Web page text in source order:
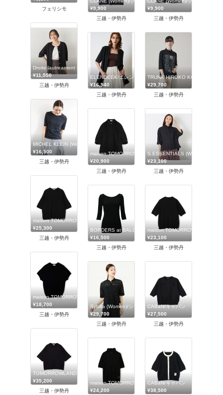
フェリシモ
¥9,900
三越・伊勢丹
¥9,900
三越・伊勢丹
Droite lautreamont (Women)/ドロワットロートレアモン
¥11,550
三越・伊勢丹
ELENDEEK/エレンディーク
¥16,940
三越・伊勢丹
TRUNK HIROKO KOSHINO
¥29,700
三越・伊勢丹
MICHEL KLEIN (Women)/ミッシェルクラン
¥16,500
三越・伊勢丹
maison TOMORROWLAND/メゾン トゥモローランド
¥20,900
三越・伊勢丹
S.ESSENTIALS (Women)/エス
¥23,100
三越・伊勢丹
maison TOMORROWLAND/メゾン トゥモローランド
¥25,300
三越・伊勢丹
BORDERS at BALCONY (Women)/ボーダーズアットバル
¥16,500
三越・伊勢丹
maison TOMORROWLAND/メゾ
¥23,100
三越・伊勢丹
maison TOMORROWLAND/メゾン トゥモローランド
¥18,700
三越・伊勢丹
Sybilla (Women)/シビラ
¥29,700
三越・伊勢丹
CABaN/キャバン
¥27,500
三越・伊勢丹
TOMORROWLAND .B (Women)/トゥモローランド ビー
¥35,200
三越・伊勢丹
maison TOMORROWLAND/メゾン トゥモローランド
¥24,200
CABaN/キャバン
¥38,500